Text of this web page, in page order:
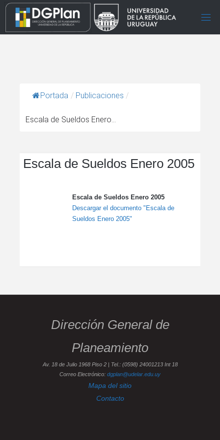
Portada / Publicaciones /
Escala de Sueldos Enero...
Escala de Sueldos Enero 2005
Escala de Sueldos Enero 2005
Descargar el documento "Escala de
Sueldos Enero 2005"
Dirección General de
Planeamiento
Av. 18 de Julio 1968 Piso 2 | Tel.: (0598) 24001213 Int 18
Correo Electrónico: dgplan@udelar.edu.uy
Mapa del sitio
Contacto